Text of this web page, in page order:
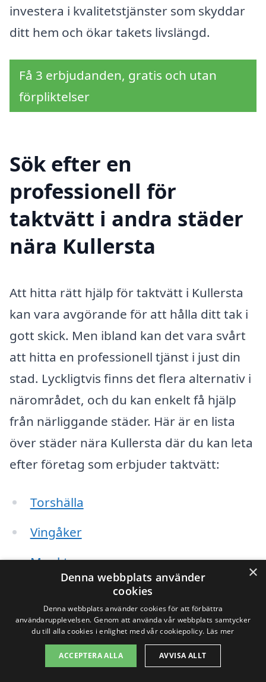
investera i kvalitetstjänster som skyddar
ditt hem och ökar takets livslängd.
Få 3 erbjudanden, gratis och utan
förpliktelser
Sök efter en
professionell för
taktvätt i andra städer
nära Kullersta
Att hitta rätt hjälp för taktvätt i Kullersta
kan vara avgörande för att hålla ditt tak i
gott skick. Men ibland kan det vara svårt
att hitta en professionell tjänst i just din
stad. Lyckligtvis finns det flera alternativ i
närområdet, och du kan enkelt få hjälp
från närliggande städer. Här är en lista
över städer nära Kullersta där du kan leta
efter företag som erbjuder taktvätt:
Torshälla
Vingåker
Munktorp
Stallarholmen
Hällbybrunn
×
Denna webbplats använder
cookies
Denna webbplats använder cookies för att förbättra
användarupplevelsen. Genom att använda vår webbplats samtycker
du till alla cookies i enlighet med vår cookiepolicy. Läs mer
ACCEPTERA ALLA AVVISA ALLT